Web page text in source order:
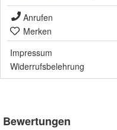
Anrufen
Merken
Impressum
Widerrufsbelehrung
Bewertungen